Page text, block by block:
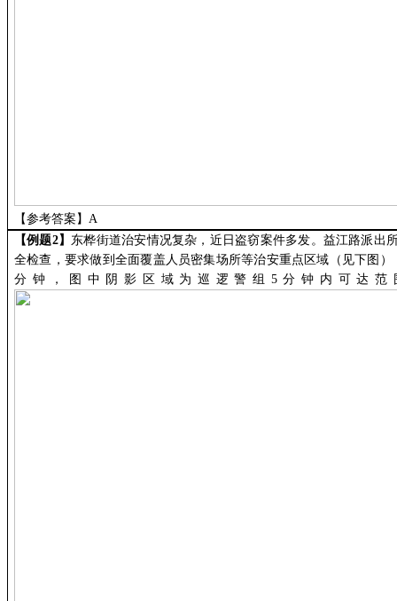
【参考答案】 A
【例题2】 东桦街道治安情况复杂，近日盗窃案件多发。益江路派出
全检查，要求做到全面覆盖人员密集场所等治安重点区域（见下图
分钟，图中阴影区域为巡逻警组5分钟内可达范